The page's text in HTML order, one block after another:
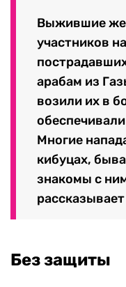
Выжившие
участников
арабам из
возили их в
Многие
кибуцах,
знакомы с
Без защиты